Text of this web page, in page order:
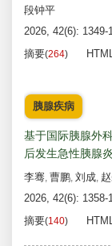
段钟平
2026, 42(6): 1349-
摘要(264)
胰腺疾病
基于国际胰腺外
后发生急性胰腺
李骞, 曹鹏, 刘成,
2026, 42(6): 1358-
摘要(140)